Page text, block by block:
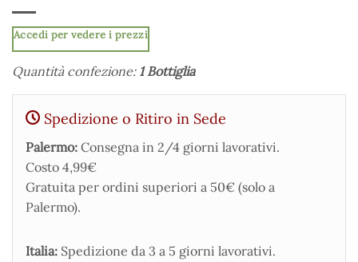
Accedi per vedere i prezzi
Quantità confezione: 1 Bottiglia
Spedizione o Ritiro in Sede
Palermo: Consegna in 2/4 giorni lavorativi.
Costo 4,99€
Gratuita per ordini superiori a 50€ (solo a
Palermo).
Italia: Spedizione da 3 a 5 giorni lavorativi.